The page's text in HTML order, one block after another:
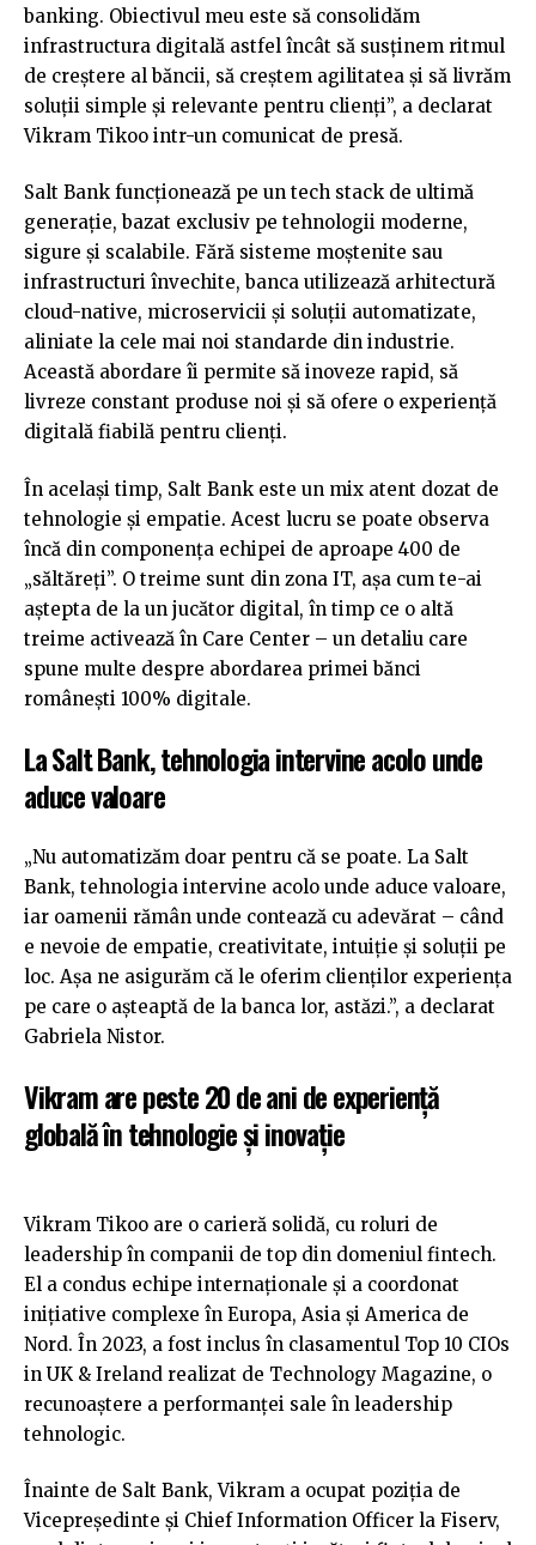
banking. Obiectivul meu este să consolidăm
infrastructura digitală astfel încât să susținem ritmul
de creștere al băncii, să creștem agilitatea și să livrăm
soluții simple și relevante pentru clienți”, a declarat
Vikram Tikoo intr-un comunicat de presă.
Salt Bank funcționează pe un tech stack de ultimă
generație, bazat exclusiv pe tehnologii moderne,
sigure și scalabile. Fără sisteme moștenite sau
infrastructuri învechite, banca utilizează arhitectură
cloud-native, microservicii și soluții automatizate,
aliniate la cele mai noi standarde din industrie.
Această abordare îi permite să inoveze rapid, să
livreze constant produse noi și să ofere o experiență
digitală fiabilă pentru clienți.
În același timp, Salt Bank este un mix atent dozat de
tehnologie și empatie. Acest lucru se poate observa
încă din componența echipei de aproape 400 de
„săltăreți”. O treime sunt din zona IT, așa cum te-ai
aștepta de la un jucător digital, în timp ce o altă
treime activează în Care Center – un detaliu care
spune multe despre abordarea primei bănci
românești 100% digitale.
La Salt Bank, tehnologia intervine acolo unde
aduce valoare
„Nu automatizăm doar pentru că se poate. La Salt
Bank, tehnologia intervine acolo unde aduce valoare,
iar oamenii rămân unde contează cu adevărat – când
e nevoie de empatie, creativitate, intuiție și soluții pe
loc. Așa ne asigurăm că le oferim clienților experiența
pe care o așteaptă de la banca lor, astăzi.”, a declarat
Gabriela Nistor.
Vikram are peste 20 de ani de experiență
globală în tehnologie și inovație
Vikram Tikoo are o carieră solidă, cu roluri de
leadership în companii de top din domeniul fintech.
El a condus echipe internaționale și a coordonat
inițiative complexe în Europa, Asia și America de
Nord. În 2023, a fost inclus în clasamentul Top 10 CIOs
in UK & Ireland realizat de Technology Magazine, o
recunoaștere a performanței sale în leadership
tehnologic.
Înainte de Salt Bank, Vikram a ocupat poziția de
Vicepreședinte și Chief Information Officer la Fiserv,